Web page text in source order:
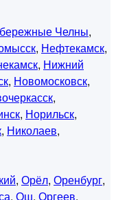
Челны,
, Нефтекамск,
, Нижний
, Новомосковск,
,
, Норильск,
, Николаев,
, Орёл, Оренбург,
, Ош, Оргеев,